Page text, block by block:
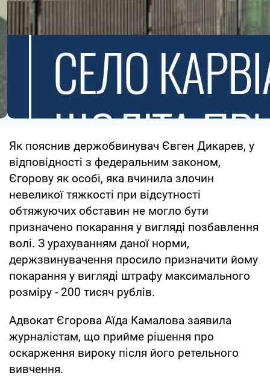
Як пояснив держобвинувач Євген Дикарев, у
відповідності з федеральним законом,
Єгорову як особі, яка вчинила злочин
невеликої тяжкості при відсутності
обтяжуючих обставин не могло бути
призначено покарання у вигляді позбавлення
волі. З урахуванням даної норми,
держзвинувачення просило призначити йому
покарання у вигляді штрафу максимального
розміру - 200 тисяч рублів.
Адвокат Єгорова Аїда Камалова заявила
журналістам, що прийме рішення про
оскарження вироку після його ретельного
вивчення.